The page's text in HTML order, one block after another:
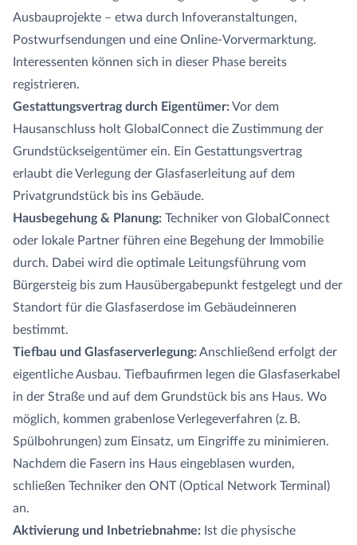
Ausbauprojekte – etwa durch Infoveranstaltungen,
Postwurfsendungen und eine Online-Vorvermarktung.
Interessenten können sich in dieser Phase bereits
registrieren.
Gestattungsvertrag durch Eigentümer:Vor dem
Hausanschluss holt GlobalConnect die Zustimmung der
Grundstückseigentümer ein. Ein Gestattungsvertrag
erlaubt die Verlegung der Glasfaserleitung auf dem
Privatgrundstück bis ins Gebäude.
Hausbegehung & Planung: Techniker von GlobalConnect
oder lokale Partner führen eine Begehung der Immobilie
durch. Dabei wird die optimale Leitungsführung vom
Bürgersteig bis zum Hausübergabepunkt festgelegt und der
Standort für die Glasfaserdose im Gebäudeinneren
bestimmt.
Tiefbau und Glasfaserverlegung:Anschließend erfolgt der
eigentliche Ausbau. Tiefbaufirmen legen die Glasfaserkabel
in der Straße und auf dem Grundstück bis ans Haus. Wo
möglich, kommen grabenlose Verlegeverfahren (z. B.
Spülbohrungen) zum Einsatz, um Eingriffe zu minimieren.
Nachdem die Fasern ins Haus eingeblasen wurden,
schließen Techniker den ONT (Optical Network Terminal)
an.
Aktivierung und Inbetriebnahme: Ist die physische